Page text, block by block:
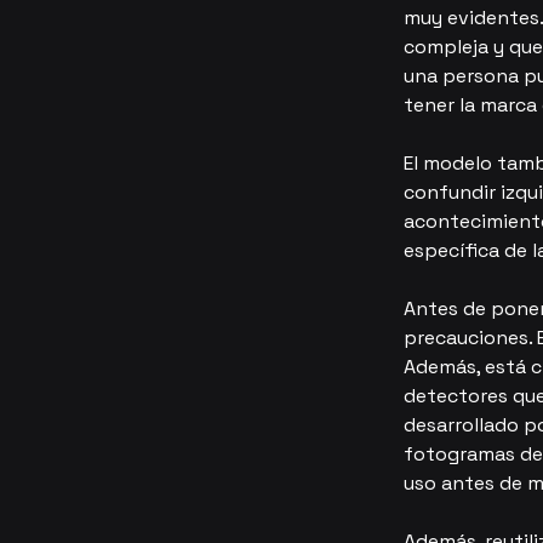
muy
compleja y
una persona
tener la
El modelo
confundir
específica de
Antes de
precauciones.
Además, está
detectores
desarrollado
fotogramas
uso antes de